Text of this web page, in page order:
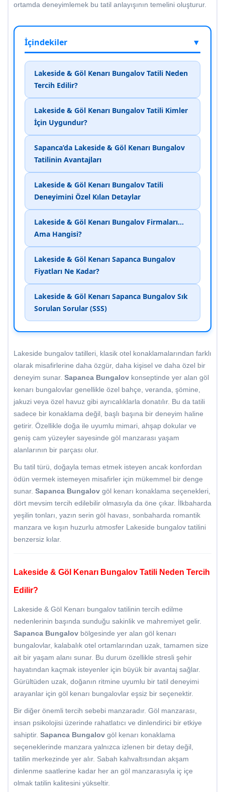
ortamda deneyimlemek bu tatil anlayışının temelini oluşturur.
İçindekiler ▼
Lakeside & Göl Kenarı Bungalov Tatili Neden
Tercih Edilir?
Lakeside & Göl Kenarı Bungalov Tatili Kimler
İçin Uygundur?
Sapanca’da Lakeside & Göl Kenarı Bungalov
Tatilinin Avantajları
Lakeside & Göl Kenarı Bungalov Tatili
Deneyimini Özel Kılan Detaylar
Lakeside & Göl Kenarı Bungalov Firmaları…
Ama Hangisi?
Lakeside & Göl Kenarı Sapanca Bungalov
Fiyatları Ne Kadar?
Lakeside & Göl Kenarı Sapanca Bungalov Sık
Sorulan Sorular (SSS)
Lakeside bungalov tatilleri, klasik otel konaklamalarından farklı
olarak misafirlerine daha özgür, daha kişisel ve daha özel bir
deneyim sunar. Sapanca Bungalov konseptinde yer alan göl
kenarı bungalovlar genellikle özel bahçe, veranda, şömine,
jakuzi veya özel havuz gibi ayrıcalıklarla donatılır. Bu da tatili
sadece bir konaklama değil, başlı başına bir deneyim haline
getirir. Özellikle doğa ile uyumlu mimari, ahşap dokular ve
geniş cam yüzeyler sayesinde göl manzarası yaşam
alanlarının bir parçası olur.
Bu tatil türü, doğayla temas etmek isteyen ancak konfordan
ödün vermek istemeyen misafirler için mükemmel bir denge
sunar. Sapanca Bungalov göl kenarı konaklama seçenekleri,
dört mevsim tercih edilebilir olmasıyla da öne çıkar. İlkbaharda
yeşilin tonları, yazın serin göl havası, sonbaharda romantik
manzara ve kışın huzurlu atmosfer Lakeside bungalov tatilini
benzersiz kılar.
Lakeside & Göl Kenarı Bungalov Tatili Neden Tercih
Edilir?
Lakeside & Göl Kenarı bungalov tatilinin tercih edilme
nedenlerinin başında sunduğu sakinlik ve mahremiyet gelir.
Sapanca Bungalov bölgesinde yer alan göl kenarı
bungalovlar, kalabalık otel ortamlarından uzak, tamamen size
ait bir yaşam alanı sunar. Bu durum özellikle stresli şehir
hayatından kaçmak isteyenler için büyük bir avantaj sağlar.
Gürültüden uzak, doğanın ritmine uyumlu bir tatil deneyimi
arayanlar için göl kenarı bungalovlar eşsiz bir seçenektir.
Bir diğer önemli tercih sebebi manzaradır. Göl manzarası,
insan psikolojisi üzerinde rahatlatıcı ve dinlendirici bir etkiye
sahiptir. Sapanca Bungalov göl kenarı konaklama
seçeneklerinde manzara yalnızca izlenen bir detay değil,
tatilin merkezinde yer alır. Sabah kahvaltısından akşam
dinlenme saatlerine kadar her an göl manzarasıyla iç içe
olmak tatilin kalitesini yükseltir.